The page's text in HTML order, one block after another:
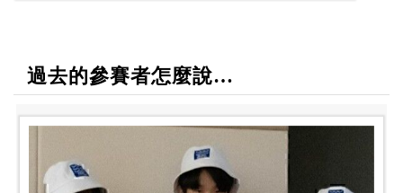
過去的參賽者怎麼說…